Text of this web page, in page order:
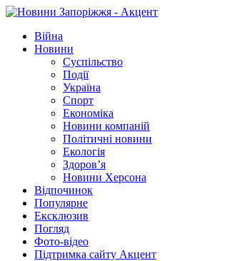
Війна
Новини
Суспільство
Події
Україна
Спорт
Економіка
Новини компаній
Політичні новини
Екологія
Здоров’я
Новини Херсона
Відпочинок
Популярне
Ексклюзив
Погляд
Фото-відео
Підтримка сайту Акцент